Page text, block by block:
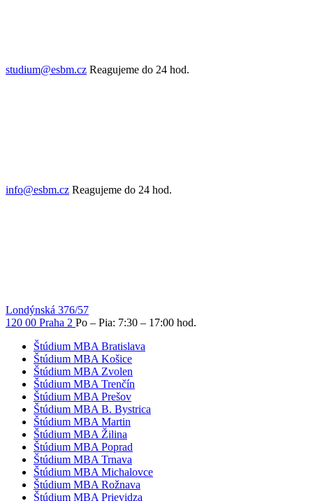
studium@esbm.cz Reagujeme do 24 hod.
info@esbm.cz Reagujeme do 24 hod.
Londýnská 376/57
120 00 Praha 2 Po – Pia: 7:30 – 17:00 hod.
Štúdium MBA Bratislava
Štúdium MBA Košice
Štúdium MBA Zvolen
Štúdium MBA Trenčín
Štúdium MBA Prešov
Štúdium MBA B. Bystrica
Štúdium MBA Martin
Štúdium MBA Žilina
Štúdium MBA Poprad
Štúdium MBA Trnava
Štúdium MBA Michalovce
Štúdium MBA Rožnava
Štúdium MBA Prievidza